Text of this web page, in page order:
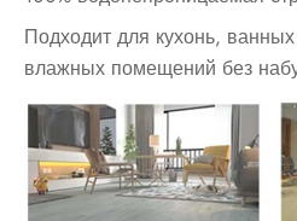
Подходит для кухонь,
влажных помещений без